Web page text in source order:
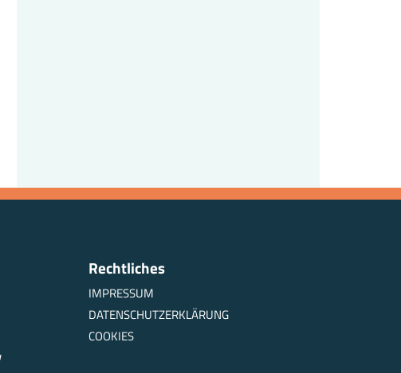
Rechtliches
IMPRESSUM
DATENSCHUTZERKLÄRUNG
COOKIES